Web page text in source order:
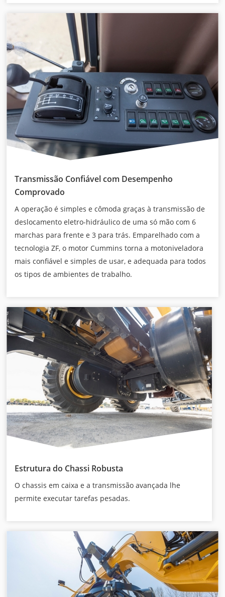
Transmissão Confiável com Desempenho
Comprovado
A operação é simples e cômoda graças à transmissão de
deslocamento eletro-hidráulico de uma só mão com 6
marchas para frente e 3 para trás. Emparelhado com a
tecnologia ZF, o motor Cummins torna a motoniveladora
mais confiável e simples de usar, e adequada para todos
os tipos de ambientes de trabalho.
Estrutura do Chassi Robusta
O chassis em caixa e a transmissão avançada lhe
permite executar tarefas pesadas.